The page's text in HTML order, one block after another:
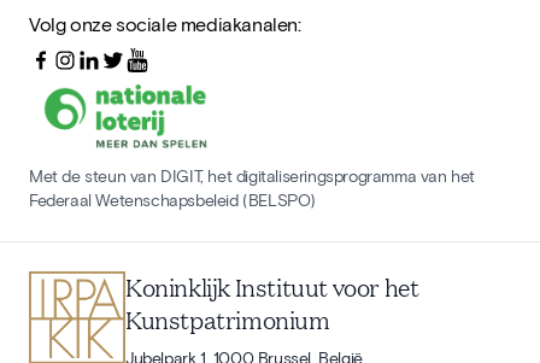
Volg onze sociale mediakanalen:
Met de steun van DIGIT, het digitaliseringsprogramma van het
Federaal Wetenschapsbeleid (BELSPO)
Koninklijk Instituut voor het
Kunstpatrimonium
Jubelpark 1, 1000 Brussel, België